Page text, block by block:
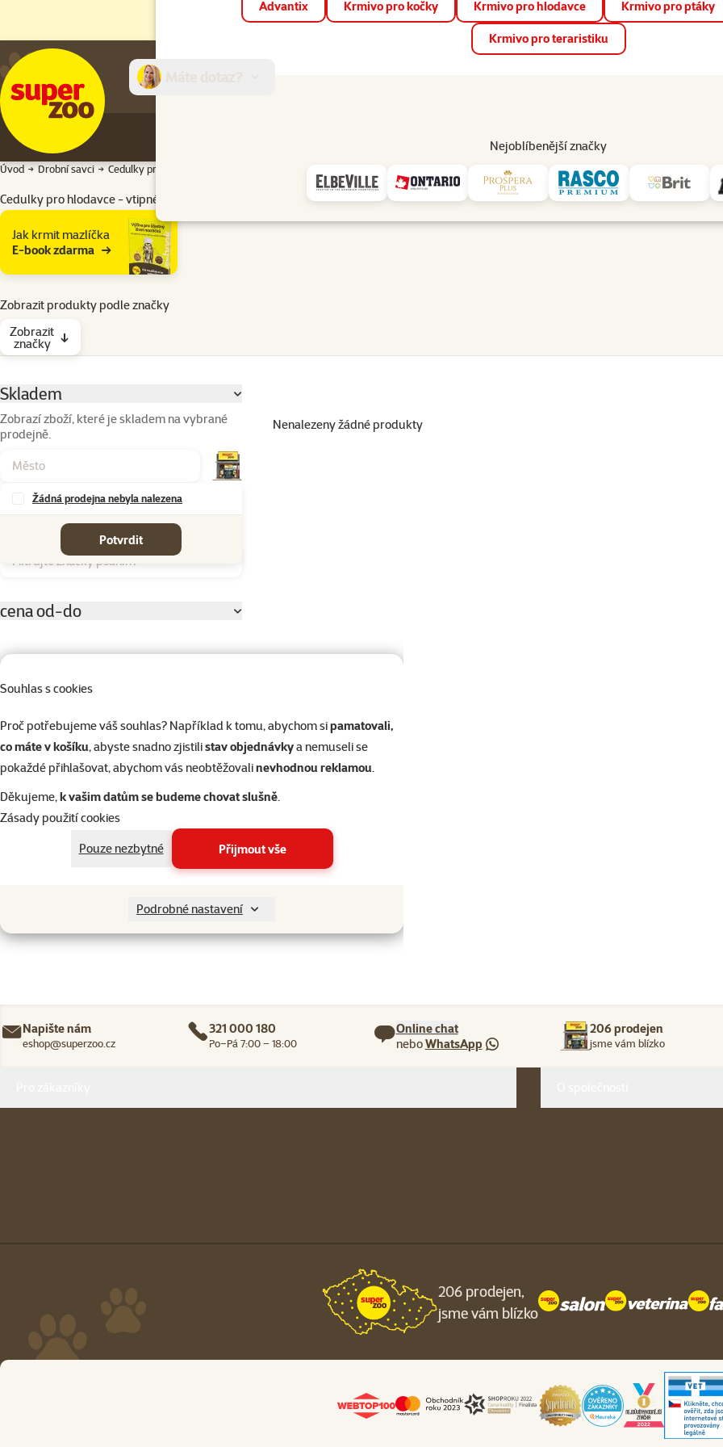
📱 Stáhněte si novou aplikaci Super zoo.Více informací
Souhlas s cookies
Proč potřebujeme váš souhlas? Například k tomu, abychom sipamatovali,
co máte v košíku, abyste snadno zjistilistav objednávkya nemuseli se
pokaždé přihlašovat, abychom vás neobtěžovalinevhodnou reklamou.
Děkujeme,k vašim datům se budeme chovat slušně.
Zásady použití cookies
Pouze nezbytné
Přijmout vše
Podrobné nastavení
Advantix Krmivo pro kočky Krmivo pro hlodavce Krmivo pro ptáky
Krmivo pro teraristiku
Nejoblíbenější značky
Prodejny Služby
Úvod Drobní savci Cedulky pro hlodavce
Cedulky pro hlodavce - vtipné i roztomilé
Podkategorie
Jak krmit mazlíčka
E-book zdarma
Zobrazit produkty podle značky
Zobrazit
značky
Skladem
Zobrazí zboží, které je skladem na vybrané
prodejně.
Žádná prodejna nebyla nalezena
Potvrdit
Filtrujte značky psaním
cena od-do
0 Kč
Hodnocení
Hodnocení 100%
0
Hodnocení 80%
0
Hodnocení 60%
0
Hodnocení 40%
Produkty v kategorii Cedulky pro hlodavce - vtipné i roztomilé
Nenalezeny žádné produkty
Napište nám
eshop@superzoo.cz
321 000 180
Po–Pá 7:00 – 18:00
Online chat
neboWhatsApp
206 prodejen
jsme vám blízko
206 prodejen,
jsme vám blízko